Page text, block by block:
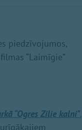
piedzīvojumos,
“Laimīgie”
“Ogres Zilie kalni".